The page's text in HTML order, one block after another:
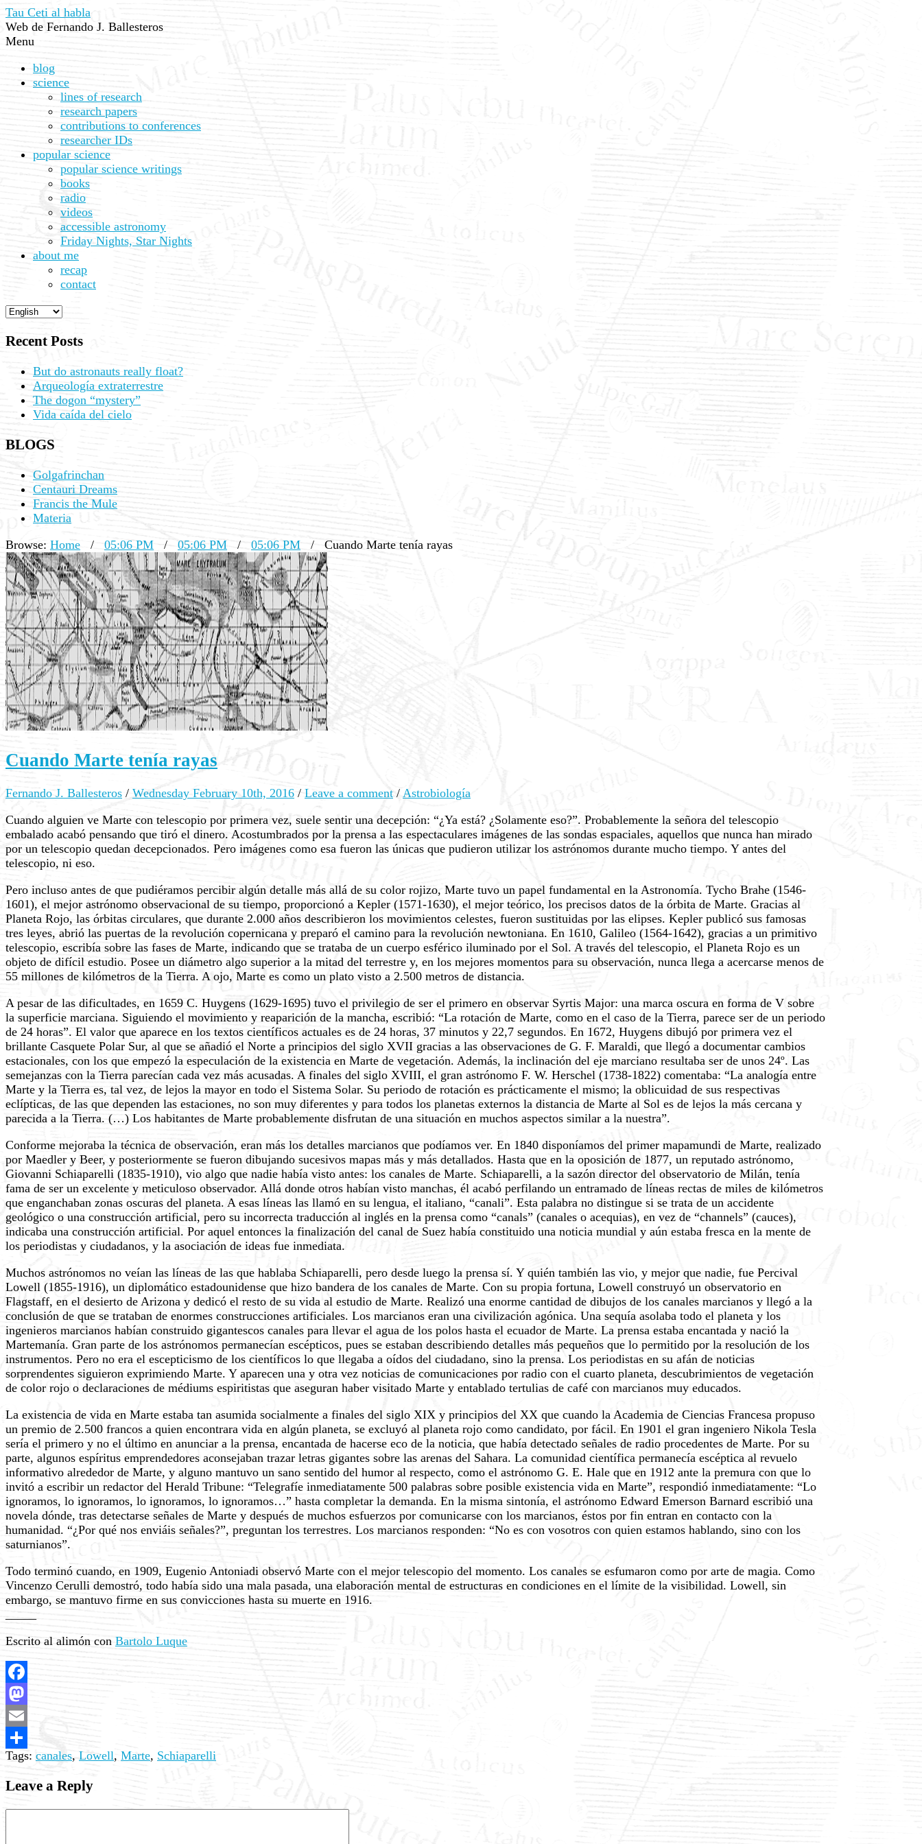
Tau Ceti al habla
Web de Fernando J. Ballesteros
Menu
blog
science
lines of research
research papers
contributions to conferences
researcher IDs
popular science
popular science writings
books
radio
videos
accessible astronomy
Friday Nights, Star Nights
about me
recap
contact
Recent Posts
But do astronauts really float?
Arqueología extraterrestre
The dogon “mystery”
Vida caída del cielo
BLOGS
Golgafrinchan
Centauri Dreams
Francis the Mule
Materia
Browse: Home / 05:06 PM / 05:06 PM / 05:06 PM / Cuando Marte tenía rayas
Cuando Marte tenía rayas
Fernando J. Ballesteros / Wednesday February 10th, 2016 / Leave a comment / Astrobiología
Cuando alguien ve Marte con telescopio por primera vez, suele sentir una decepción: “¿Ya está? ¿Solamente eso?”. Probablemente la señora del telescopio
embalado acabó pensando que tiró el dinero. Acostumbrados por la prensa a las espectaculares imágenes de las sondas espaciales, aquellos que nunca han mirado
por un telescopio quedan decepcionados. Pero imágenes como esa fueron las únicas que pudieron utilizar los astrónomos durante mucho tiempo. Y antes del
telescopio, ni eso.
Pero incluso antes de que pudiéramos percibir algún detalle más allá de su color rojizo, Marte tuvo un papel fundamental en la Astronomía. Tycho Brahe (1546-
1601), el mejor astrónomo observacional de su tiempo, proporcionó a Kepler (1571-1630), el mejor teórico, los precisos datos de la órbita de Marte. Gracias al
Planeta Rojo, las órbitas circulares, que durante 2.000 años describieron los movimientos celestes, fueron sustituidas por las elipses. Kepler publicó sus famosas
tres leyes, abrió las puertas de la revolución copernicana y preparó el camino para la revolución newtoniana. En 1610, Galileo (1564-1642), gracias a un primitivo
telescopio, escribía sobre las fases de Marte, indicando que se trataba de un cuerpo esférico iluminado por el Sol. A través del telescopio, el Planeta Rojo es un
objeto de difícil estudio. Posee un diámetro algo superior a la mitad del terrestre y, en los mejores momentos para su observación, nunca llega a acercarse menos de
55 millones de kilómetros de la Tierra. A ojo, Marte es como un plato visto a 2.500 metros de distancia.
A pesar de las dificultades, en 1659 C. Huygens (1629-1695) tuvo el privilegio de ser el primero en observar Syrtis Major: una marca oscura en forma de V sobre
la superficie marciana. Siguiendo el movimiento y reaparición de la mancha, escribió: “La rotación de Marte, como en el caso de la Tierra, parece ser de un periodo
de 24 horas”. El valor que aparece en los textos científicos actuales es de 24 horas, 37 minutos y 22,7 segundos. En 1672, Huygens dibujó por primera vez el
brillante Casquete Polar Sur, al que se añadió el Norte a principios del siglo XVII gracias a las observaciones de G. F. Maraldi, que llegó a documentar cambios
estacionales, con los que empezó la especulación de la existencia en Marte de vegetación. Además, la inclinación del eje marciano resultaba ser de unos 24º. Las
semejanzas con la Tierra parecían cada vez más acusadas. A finales del siglo XVIII, el gran astrónomo F. W. Herschel (1738-1822) comentaba: “La analogía entre
Marte y la Tierra es, tal vez, de lejos la mayor en todo el Sistema Solar. Su periodo de rotación es prácticamente el mismo; la oblicuidad de sus respectivas
eclípticas, de las que dependen las estaciones, no son muy diferentes y para todos los planetas externos la distancia de Marte al Sol es de lejos la más cercana y
parecida a la Tierra. (…) Los habitantes de Marte probablemente disfrutan de una situación en muchos aspectos similar a la nuestra”.
Conforme mejoraba la técnica de observación, eran más los detalles marcianos que podíamos ver. En 1840 disponíamos del primer mapamundi de Marte, realizado
por Maedler y Beer, y posteriormente se fueron dibujando sucesivos mapas más y más detallados. Hasta que en la oposición de 1877, un reputado astrónomo,
Giovanni Schiaparelli (1835-1910), vio algo que nadie había visto antes: los canales de Marte. Schiaparelli, a la sazón director del observatorio de Milán, tenía
fama de ser un excelente y meticuloso observador. Allá donde otros habían visto manchas, él acabó perfilando un entramado de líneas rectas de miles de kilómetros
que enganchaban zonas oscuras del planeta. A esas líneas las llamó en su lengua, el italiano, “canali”. Esta palabra no distingue si se trata de un accidente
geológico o una construcción artificial, pero su incorrecta traducción al inglés en la prensa como “canals” (canales o acequias), en vez de “channels” (cauces),
indicaba una construcción artificial. Por aquel entonces la finalización del canal de Suez había constituido una noticia mundial y aún estaba fresca en la mente de
los periodistas y ciudadanos, y la asociación de ideas fue inmediata.
Muchos astrónomos no veían las líneas de las que hablaba Schiaparelli, pero desde luego la prensa sí. Y quién también las vio, y mejor que nadie, fue Percival
Lowell (1855-1916), un diplomático estadounidense que hizo bandera de los canales de Marte. Con su propia fortuna, Lowell construyó un observatorio en
Flagstaff, en el desierto de Arizona y dedicó el resto de su vida al estudio de Marte. Realizó una enorme cantidad de dibujos de los canales marcianos y llegó a la
conclusión de que se trataban de enormes construcciones artificiales. Los marcianos eran una civilización agónica. Una sequía asolaba todo el planeta y los
ingenieros marcianos habían construido gigantescos canales para llevar el agua de los polos hasta el ecuador de Marte. La prensa estaba encantada y nació la
Martemanía. Gran parte de los astrónomos permanecían escépticos, pues se estaban describiendo detalles más pequeños que lo permitido por la resolución de los
instrumentos. Pero no era el escepticismo de los científicos lo que llegaba a oídos del ciudadano, sino la prensa. Los periodistas en su afán de noticias
sorprendentes siguieron exprimiendo Marte. Y aparecen una y otra vez noticias de comunicaciones por radio con el cuarto planeta, descubrimientos de vegetación
de color rojo o declaraciones de médiums espiritistas que aseguran haber visitado Marte y entablado tertulias de café con marcianos muy educados.
La existencia de vida en Marte estaba tan asumida socialmente a finales del siglo XIX y principios del XX que cuando la Academia de Ciencias Francesa propuso
un premio de 2.500 francos a quien encontrara vida en algún planeta, se excluyó al planeta rojo como candidato, por fácil. En 1901 el gran ingeniero Nikola Tesla
sería el primero y no el último en anunciar a la prensa, encantada de hacerse eco de la noticia, que había detectado señales de radio procedentes de Marte. Por su
parte, algunos espíritus emprendedores aconsejaban trazar letras gigantes sobre las arenas del Sahara. La comunidad científica permanecía escéptica al revuelo
informativo alrededor de Marte, y alguno mantuvo un sano sentido del humor al respecto, como el astrónomo G. E. Hale que en 1912 ante la premura con que lo
invitó a escribir un redactor del Herald Tribune: “Telegrafíe inmediatamente 500 palabras sobre posible existencia vida en Marte”, respondió inmediatamente: “Lo
ignoramos, lo ignoramos, lo ignoramos, lo ignoramos…” hasta completar la demanda. En la misma sintonía, el astrónomo Edward Emerson Barnard escribió una
novela dónde, tras detectarse señales de Marte y después de muchos esfuerzos por comunicarse con los marcianos, éstos por fin entran en contacto con la
humanidad. “¿Por qué nos enviáis señales?”, preguntan los terrestres. Los marcianos responden: “No es con vosotros con quien estamos hablando, sino con los
saturnianos”.
Todo terminó cuando, en 1909, Eugenio Antoniadi observó Marte con el mejor telescopio del momento. Los canales se esfumaron como por arte de magia. Como
Vincenzo Cerulli demostró, todo había sido una mala pasada, una elaboración mental de estructuras en condiciones en el límite de la visibilidad. Lowell, sin
embargo, se mantuvo firme en sus convicciones hasta su muerte en 1916.
_____
Escrito al alimón con Bartolo Luque
Facebook
Mastodon
Email
Share
Tags: canales, Lowell, Marte, Schiaparelli
Leave a Reply